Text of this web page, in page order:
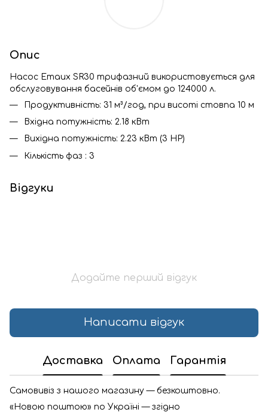
Опис
Насос Emaux SR30 трифазний використовується для
обслуговування басейнів об'ємом до 124000 л.
Продуктивність: 31 м³/год, при висоті стовпа 10 м
Вхідна потужність: 2.18 кВт
Вихідна потужність: 2.23 кВт (3 HP)
Кількість фаз : 3
Відгуки
Додайте перший відгук
Написати відгук
Доставка Оплата Гарантія
Самовивіз з нашого магазину — безкоштовно.
«Новою поштою» по Україні — згідно